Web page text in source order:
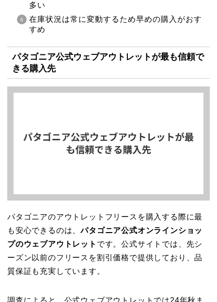
多い
在庫状況は常に変動するため早めの購入がおす
すめ
パタゴニア公式ウェブアウトレットが最も信頼で
きる購入先
パタゴニアのアウトレットフリースを購入する際に最
も安心できるのは、パタゴニア公式オンラインショッ
プのウェブアウトレット です。公式サイトでは、先シ
ーズン以前のフリースを割引価格で提供しており、品
質保証も充実しています。